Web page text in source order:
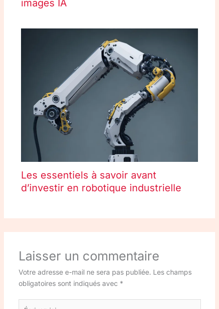
images IA
Les essentiels à savoir avant
d’investir en robotique industrielle
Laisser un commentaire
Votre adresse e-mail ne sera pas publiée. Les champs
obligatoires sont indiqués avec *
Écrivez